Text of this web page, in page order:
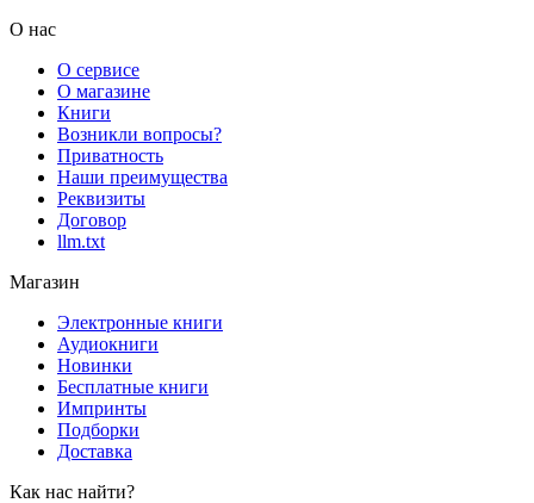
О нас
О сервисе
О магазине
Книги
Возникли вопросы?
Приватность
Наши преимущества
Реквизиты
Договор
llm.txt
Магазин
Электронные книги
Аудиокниги
Новинки
Бесплатные книги
Импринты
Подборки
Доставка
Как нас найти?